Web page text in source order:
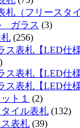
札（フリースタ
ガラス (3)
(256)
ス表札【LED仕
ス表札【LED仕
ス表札【LED仕
ト１
(2)
イル表札 (132)
表札 (39)